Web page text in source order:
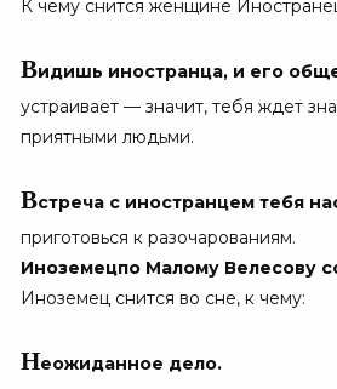
К чему снится женщине
Видишь иностранца, и его
устраивает — значит, тебя ждет
приятными людьми.
Встреча с иностранцем тебя
приготовься к разочарованиям.
Иноземецпо Малому Велесову
Иноземец снится во сне, к чему:
Неожиданное дело.